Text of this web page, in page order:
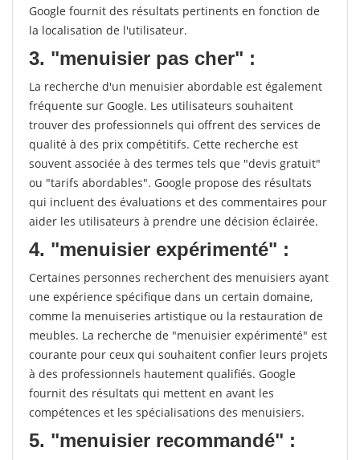
Google fournit des résultats pertinents en fonction de
la localisation de l'utilisateur.
3. "menuisier pas cher" :
La recherche d'un menuisier abordable est également
fréquente sur Google. Les utilisateurs souhaitent
trouver des professionnels qui offrent des services de
qualité à des prix compétitifs. Cette recherche est
souvent associée à des termes tels que "devis gratuit"
ou "tarifs abordables". Google propose des résultats
qui incluent des évaluations et des commentaires pour
aider les utilisateurs à prendre une décision éclairée.
4. "menuisier expérimenté" :
Certaines personnes recherchent des menuisiers ayant
une expérience spécifique dans un certain domaine,
comme la menuiseries artistique ou la restauration de
meubles. La recherche de "menuisier expérimenté" est
courante pour ceux qui souhaitent confier leurs projets
à des professionnels hautement qualifiés. Google
fournit des résultats qui mettent en avant les
compétences et les spécialisations des menuisiers.
5. "menuisier recommandé" :